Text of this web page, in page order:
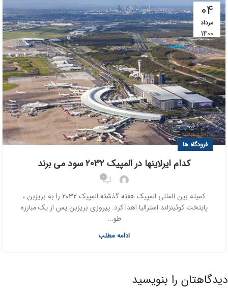
04
مرداد
1400
فرودگاه ها
کدام ایرلاینها در المپیک ۲۰۳۲ سود می برند
0
کمیته بین المللی المپیک هفته گذشته المپیک 2032 را به بریزبن ،
پایتخت کوئینزلند استرالیا اهدا کرد. پیروزی بریزبن پس از یک مبارزه
طو...
ادامه مطلب
دیدگاهتان را بنویسید